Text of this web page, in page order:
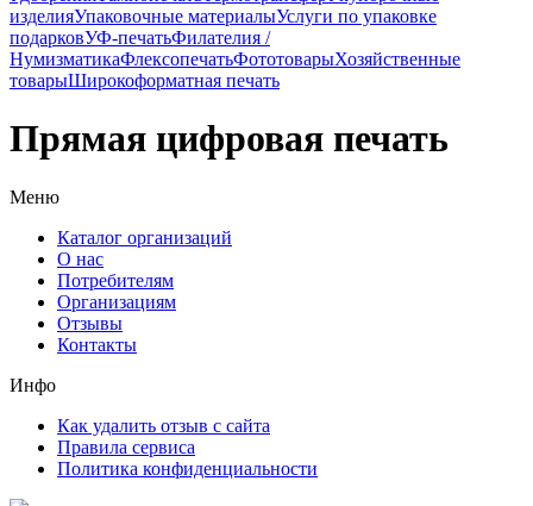
изделияУпаковочные материалыУслуги по упаковке
подарковУФ-печатьФилателия /
НумизматикаФлексопечатьФототоварыХозяйственные
товарыШирокоформатная печать
Прямая цифровая печать
Меню
Каталог организаций
О нас
Потребителям
Организациям
Отзывы
Контакты
Инфо
Как удалить отзыв с сайта
Правила сервиса
Политика конфиденциальности